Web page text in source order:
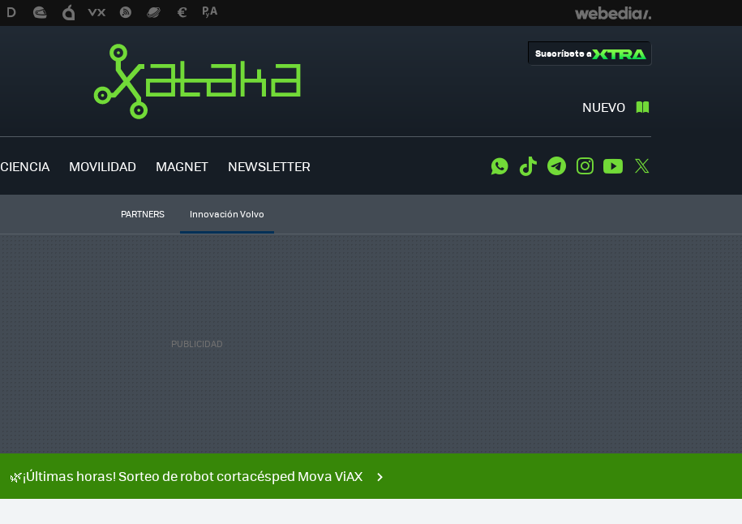
NUEVO
Suscríbete a
CIENCIA MOVILIDAD MAGNET NEWSLETTER WhatsApp
Tiktok TelegramInstagramYoutube
PARTNERS Innovación Volvo
🌿¡Últimas horas! Sorteo de robot cortacésped Mova ViAX